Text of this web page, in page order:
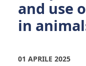
and use
in
01 APRILE 2025
Medicina
Link utili